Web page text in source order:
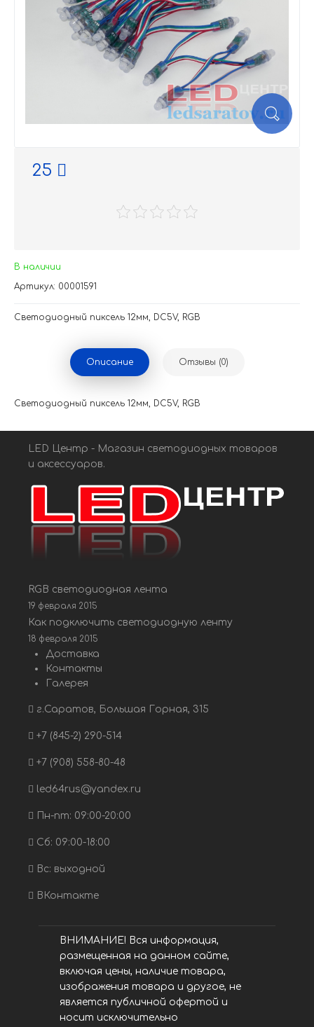
25
В наличии
Артикул: 00001591
Светодиодный пиксель 12мм, DC5V, RGB
Описание Отзывы (0)
Светодиодный пиксель 12мм, DC5V, RGB
LED Центр - Магазин светодиодных товаров
и аксессуаров.
RGB светодиодная лента
19 февраля 2015
Как подключить светодиодную ленту
18 февраля 2015
Доставка
Контакты
Галерея
г.Саратов, Большая Горная, 315
+7 (845-2) 290-514
+7 (908) 558-80-48
led64rus@yandex.ru
Пн-пт: 09:00-20:00
Сб: 09:00-18:00
Вс: выходной
ВКонтакте
ВНИМАНИЕ! Вся информация,
размещенная на данном сайте,
включая цены, наличие товара,
изображения товара и другое, не
является публичной офертой и
носит исключительно